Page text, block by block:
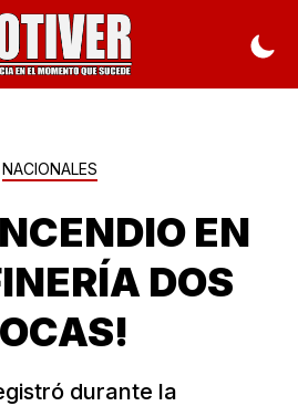
NACIONALES
EN
DOS
durante la